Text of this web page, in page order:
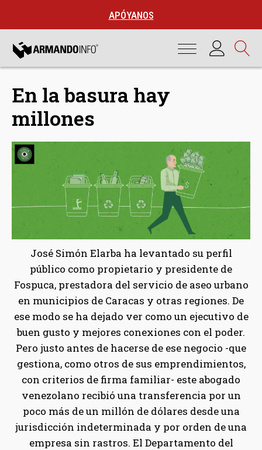
APÓYANOS
En la basura hay
millones
José Simón Elarba ha levantado su perfil
público como propietario y presidente de
Fospuca, prestadora del servicio de aseo urbano
en municipios de Caracas y otras regiones. De
ese modo se ha dejado ver como un ejecutivo de
buen gusto y mejores conexiones con el poder.
Pero justo antes de hacerse de ese negocio -que
gestiona, como otros de sus emprendimientos,
con criterios de firma familiar- este abogado
venezolano recibió una transferencia por un
poco más de un millón de dólares desde una
jurisdicción indeterminada y por orden de una
empresa sin rastros. El Departamento del